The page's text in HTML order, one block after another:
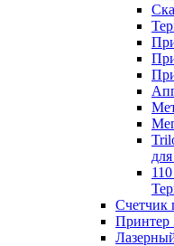
Счетчик
Принтер